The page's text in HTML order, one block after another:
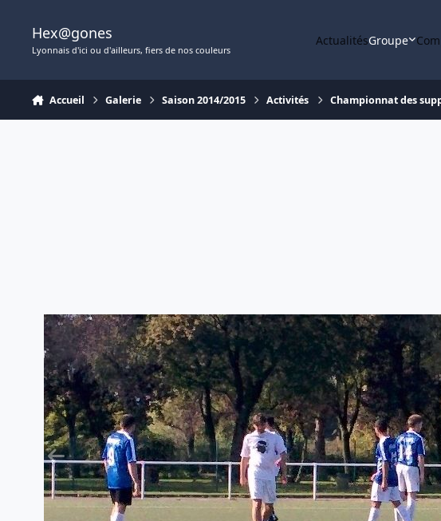
Hex@gones
Lyonnais d'ici ou d'ailleurs, fiers de nos couleurs
ActualitésGroupe
Accueil Galerie Saison 2014/2015 Activités Championnat des